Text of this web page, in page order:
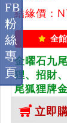
結緣價：
全
金曜石九
狸、招財
尾狐狸牌
曜石九尾
尾狐狸，
立即
FB
粉
絲
專
頁